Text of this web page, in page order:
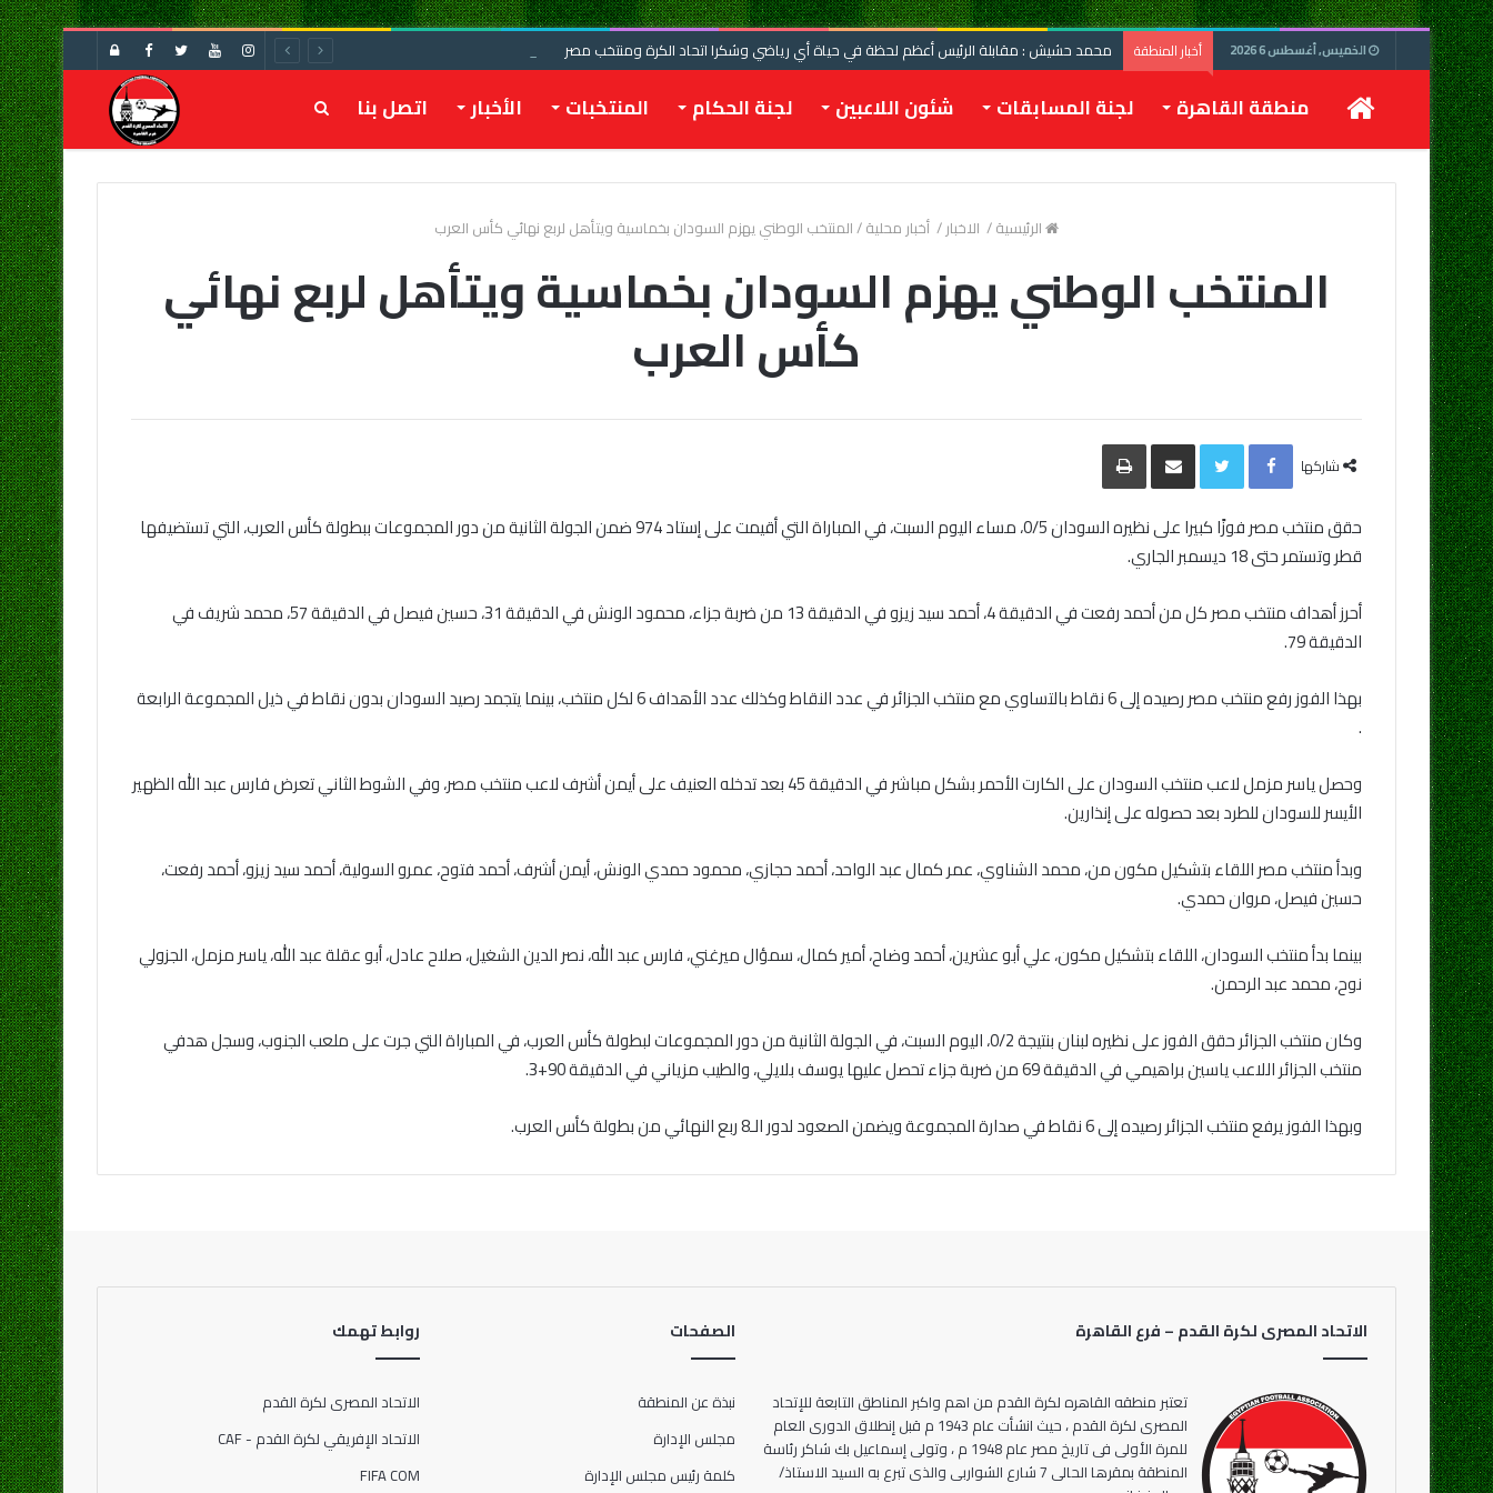
الخميس, أغسطس 6 2026 أخبار المنطقة محمد حشيش : مقابلة الرئيس أعظم لحظة في حياة أي رياضي وشكرا اتحاد الكرة ومنتخب مصر
تسجيل
الرئيسيةمنطقة القاهرة لجنة المسابقات شئون اللاعبين لجنة الحكام المنتخبات الأخبار اتصل بنا بحث
عن
الرئيسية/ الاخبار/ أخبار محلية/المنتخب الوطني يهزم السودان بخماسية ويتأهل لربع نهائي كأس العرب
المنتخب الوطني يهزم السودان بخماسية ويتأهل لربع نهائي
كأس العرب
شاركها
Facebook
Twitter مشاركة
البريد
طباعة
حقق منتخب مصر فوزًا كبيرا على نظيره السودان 0/5، مساء اليوم السبت، في المباراة التي أقيمت على إستاد 974 ضمن الجولة الثانية من دور المجموعات ببطولة كأس العرب، التي تستضيفها
قطر وتستمر حتى 18 ديسمبر الجاري.
أحرز أهداف منتخب مصر كل من أحمد رفعت في الدقيقة 4، أحمد سيد زيزو في الدقيقة 13 من ضربة جزاء، محمود الونش في الدقيقة 31، حسين فيصل في الدقيقة 57، محمد شريف في
الدقيقة 79.
بهذا الفوز رفع منتخب مصر رصيده إلى 6 نقاط بالتساوي مع منتخب الجزائر في عدد النقاط وكذلك عدد الأهداف 6 لكل منتخب، بينما يتجمد رصيد السودان بدون نقاط في ذيل المجموعة الرابعة
.
وحصل ياسر مزمل لاعب منتخب السودان على الكارت الأحمر بشكل مباشر في الدقيقة 45 بعد تدخله العنيف على أيمن أشرف لاعب منتخب مصر، وفي الشوط الثاني تعرض فارس عبد الله الظهير
الأيسر للسودان للطرد بعد حصوله على إنذارين.
وبدأ منتخب مصر اللقاء بتشكيل مكون من، محمد الشناوي، عمر كمال عبد الواحد، أحمد حجازي، محمود حمدي الونش، أيمن أشرف، أحمد فتوح، عمرو السولية، أحمد سيد زيزو، أحمد رفعت،
حسين فيصل، مروان حمدي.
بينما بدأ منتخب السودان، اللقاء بتشكيل مكون، علي أبو عشرين، أحمد وضاح، أمير كمال، سمؤال ميرغني، فارس عبد الله، نصر الدين الشغيل، صلاح عادل، أبو عقلة عبد الله، ياسر مزمل، الجزولي
نوح، محمد عبد الرحمن.
وكان منتخب الجزائر حقق الفوز على نظيره لبنان بنتيجة 0/2، اليوم السبت، في الجولة الثانية من دور المجموعات لبطولة كأس العرب، في المباراة التي جرت على ملعب الجنوب، وسجل هدفي
منتخب الجزائر اللاعب ياسين براهيمي في الدقيقة 69 من ضربة جزاء تحصل عليها يوسف بلايلي، والطيب مزياني في الدقيقة 90+3.
وبهذا الفوز يرفع منتخب الجزائر رصيده إلى 6 نقاط في صدارة المجموعة ويضمن الصعود لدور الـ8 ربع النهائي من بطولة كأس العرب.
الاتحاد المصرى لكرة القدم – فرع القاهرة
تعتبر منطقه القاهره لكرة القدم من اهم واكبر المناطق التابعة للإتحاد
المصرى لكرة القدم ، حيث انشأت عام 1943 م قبل إنطلاق الدورى العام
للمرة الأولى فى تاريخ مصر عام 1948 م ، وتولى إسماعيل بك شاكر رئاسة
المنطقة بمقرها الحالى 7 شارع الشواربى والذى تبرع به السيد الاستاذ/
الصفحات
نبذة عن المنطقة
مجلس الإدارة
كلمة رئيس مجلس الإدارة
روابط تهمك
الاتحاد المصرى لكرة القدم
الاتحاد الإفريقي لكرة القدم - CAF
FIFA COM